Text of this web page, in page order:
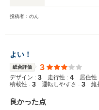
投稿者：のん
よい！
総合評価 3
デザイン : 3 走行性 : 4 居住性
積載性 : 3 運転しやすさ : 3 維
良かった点